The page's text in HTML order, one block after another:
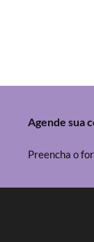
Agende sua
Preencha o